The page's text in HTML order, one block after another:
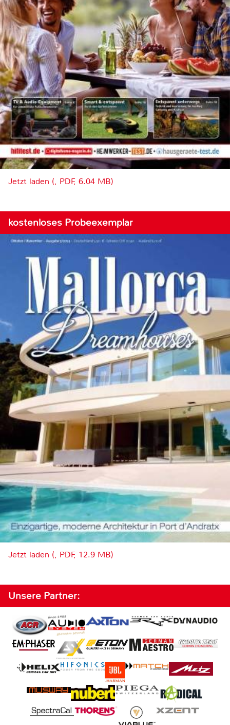
Jetzt laden (, PDF, 6.04 MB)
kostenloses Probeexemplar
Jetzt laden (, PDF, 12.9 MB)
Unsere Partner: